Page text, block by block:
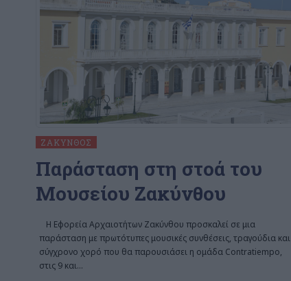
ΖΆΚΥΝΘΟΣ
Παράσταση στη στοά του
Μουσείου Ζακύνθου
Η Εφορεία Αρχαιοτήτων Ζακύνθου προσκαλεί σε μια
παράσταση με πρωτότυπες μουσικές συνθέσεις, τραγούδια και
σύγχρονο χορό που θα παρουσιάσει η ομάδα Contratiempo,
στις 9 και…